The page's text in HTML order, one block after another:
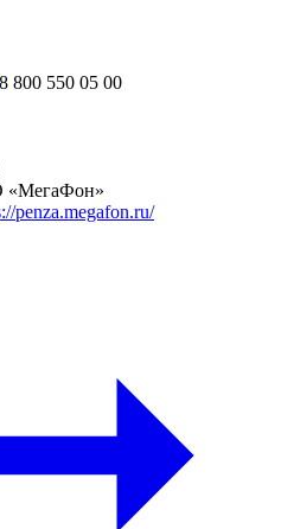
8 800 550 05 00
penza.megafon.ru/